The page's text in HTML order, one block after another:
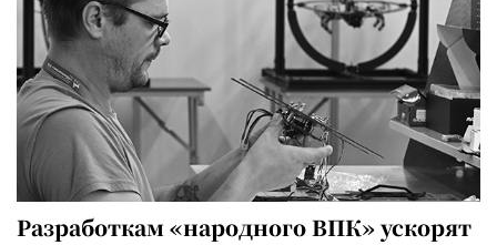
Разработкам «народного ВПК» ускорят